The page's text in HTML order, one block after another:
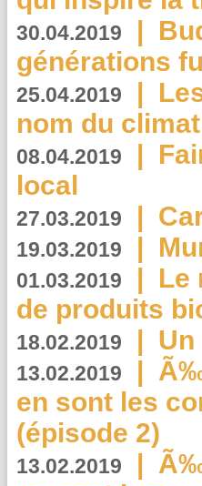
30.04.2019 |
générations
25.04.2019 |
nom du
08.04.2019 |
local
27.03.2019 |
19.03.2019 |
01.03.2019 | Le
de produits
18.02.2019 |
13.02.2019 |
en sont les
(épisode 2)
13.02.2019 |